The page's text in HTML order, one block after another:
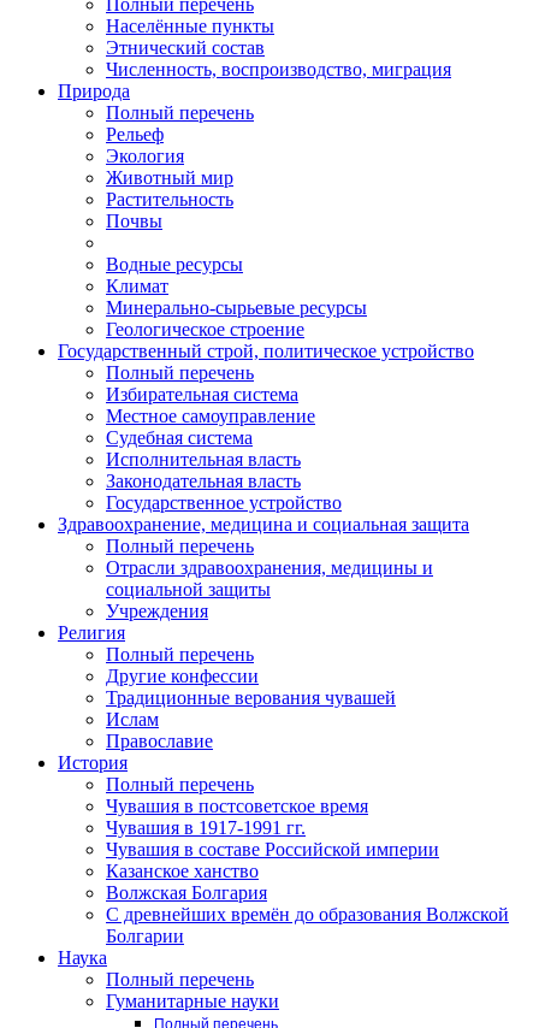
Населённые пункты
Этнический состав
Численность, воспроизводство, миграция
Природа
Полный перечень
Рельеф
Экология
Животный мир
Растительность
Почвы
Водные ресурсы
Климат
Минерально-сырьевые ресурсы
Геологическое строение
Государственный строй, политическое устройство
Полный перечень
Избирательная система
Местное самоуправление
Судебная система
Исполнительная власть
Законодательная власть
Государственное устройство
Здравоохранение, медицина и социальная защита
Полный перечень
Отрасли здравоохранения, медицины и
социальной защиты
Учреждения
Религия
Полный перечень
Другие конфессии
Традиционные верования чувашей
Ислам
Православие
История
Полный перечень
Чувашия в постсоветское время
Чувашия в 1917-1991 гг.
Чувашия в составе Российской империи
Казанское ханство
Волжская Болгария
С древнейших времён до образования Волжской
Болгарии
Наука
Полный перечень
Гуманитарные науки
Полный перечень